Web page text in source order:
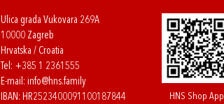
Ulica grada Vukovara 269A
10000 Zagreb
Hrvatska / Croatia
Tel: +385 1 2361555
E-mail: info@hns.family
IBAN: HR2523400091100187844
HNS Shop App